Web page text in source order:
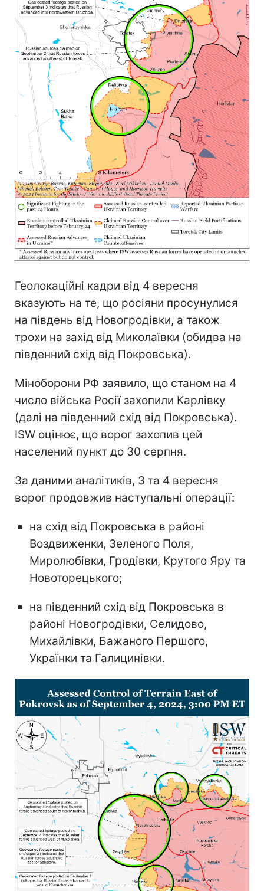
Геолокаційні кадри від 4 вересня
вказують на те, що росіяни просунулися
на південь від Новогродівки, а також
трохи на захід від Миколаївки (обидва на
південний схід від Покровська).
Міноборони РФ заявило, що станом на 4
число війська Росії захопили Карлівку
(далі на південний схід від Покровська).
ISW оцінює, що ворог захопив цей
населений пункт до 30 серпня.
За даними аналітиків, 3 та 4 вересня
ворог продовжив наступальні операції:
на схід від Покровська в районі
Воздвиженки, Зеленого Поля,
Миролюбівки, Гродівки, Крутого Яру та
Новоторецького;
на південний схід від Покровська в
районі Новогродівки, Селидово,
Михайлівки, Бажаного Першого,
Українки та Галицинівки.